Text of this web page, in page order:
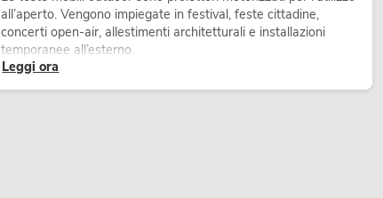
all’aperto. Vengono impiegate in festival, feste cittadine,
concerti open-air, allestimenti architetturali e installazioni
temporanee all’esterno.
Leggi ora